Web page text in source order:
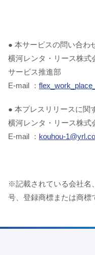
● 本サービスの問い合わ
横河レンタ・リース株式
サービス推進部
E-mail ：
● 本プレスリリースに関
横河レンタ・リース株
E-mail ： kouhou-
※記載されている会社名
号、登録商標または商標